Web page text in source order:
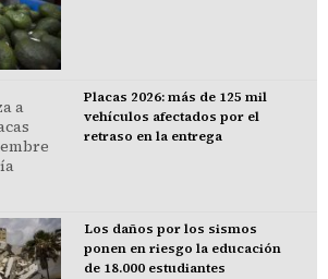
Placas 2026: más de 125 mil
vehículos afectados por el
retraso en la entrega
Los daños por los sismos
ponen en riesgo la educación
de 18.000 estudiantes